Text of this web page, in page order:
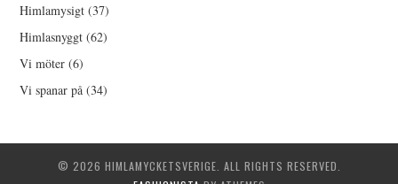
Himlamysigt (37)
Himlasnyggt (62)
Vi möter (6)
Vi spanar på (34)
© 2026 HIMLAMYCKETSVERIGE. ALL RIGHTS RESERVED.